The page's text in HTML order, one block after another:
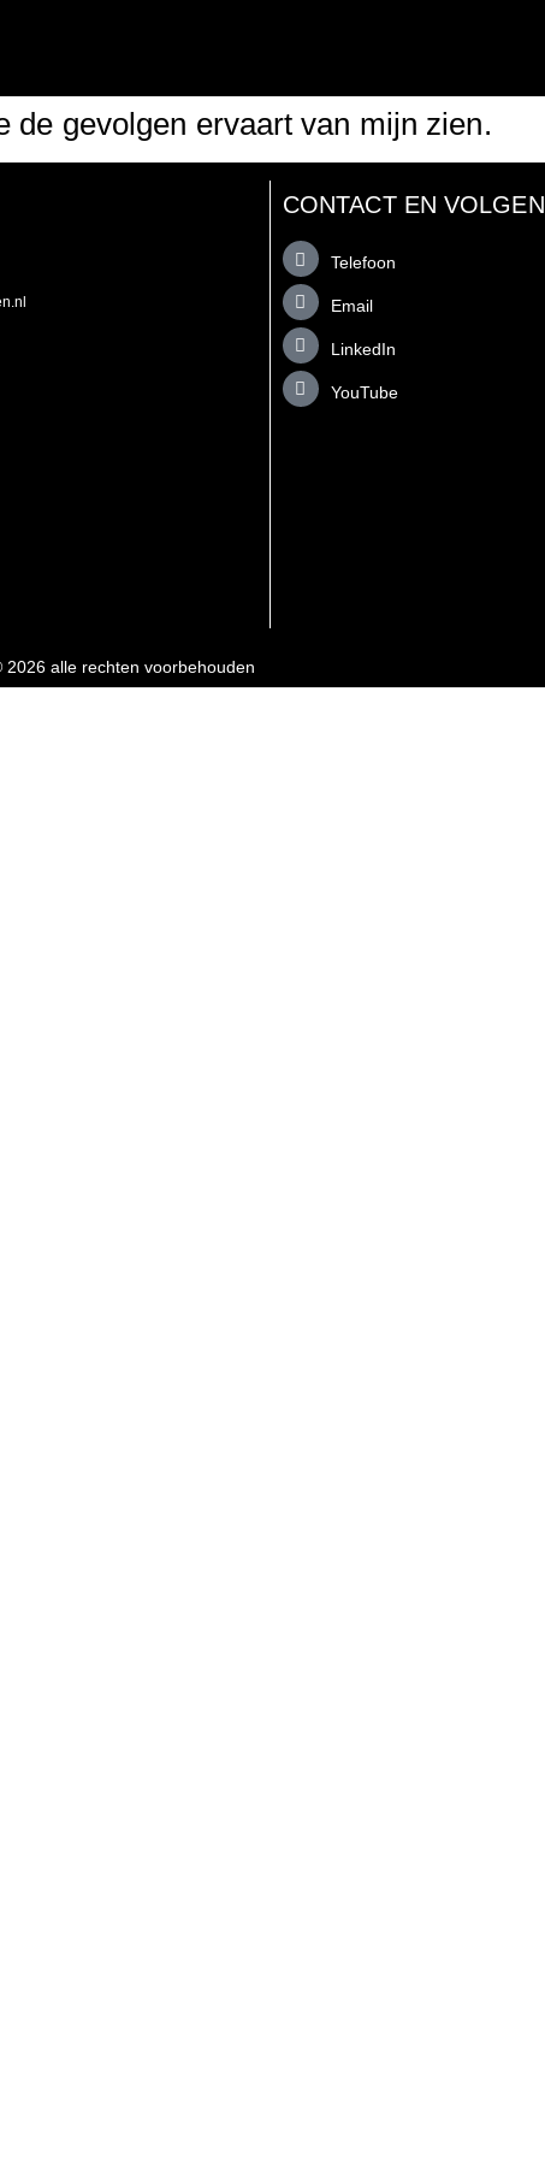
de gevolgen ervaart van mijn zien.
CONTACT EN VOLGEN
Telefoon
Email
LinkedIn
YouTube
2026 alle rechten voorbehouden